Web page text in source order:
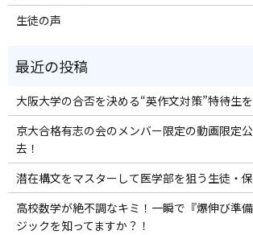
生徒の声
大阪大学の合否を決める“英作文対策”特待生を
京大合格有志の会のメンバー限定の動画限定
去！
潜在構文をマスターして医学部を狙う生徒・保
高校数学が絶不調なキミ！一瞬で『爆伸び準
ジックを知ってますか？！